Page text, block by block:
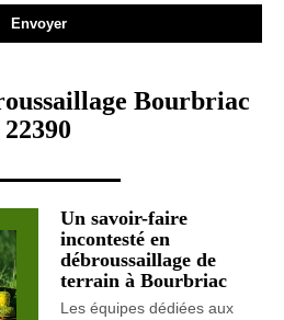
Bourbriac
22390
Un savoir-faire
incontesté en
débroussaillage de
terrain à Bourbriac
Les équipes dédiées aux